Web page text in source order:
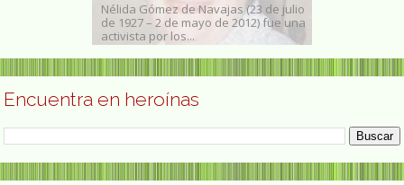
Nélida Gómez de Navajas (23 de julio
de 1927 – 2 de mayo de 2012) fue una
activista por los...
Encuentra en heroínas